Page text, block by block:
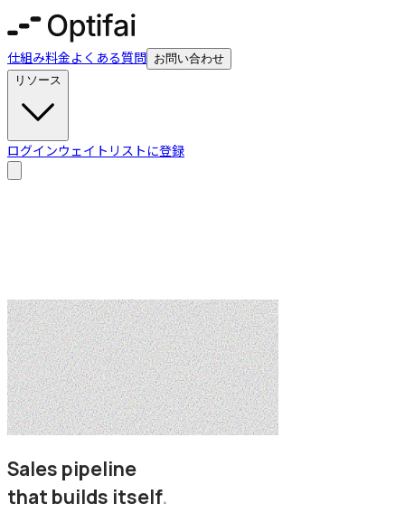
仕組み料金よくある質問 お問い合わせ
リソース
ログインウェイトリストに登録
Sales pipeline
that builds itself.